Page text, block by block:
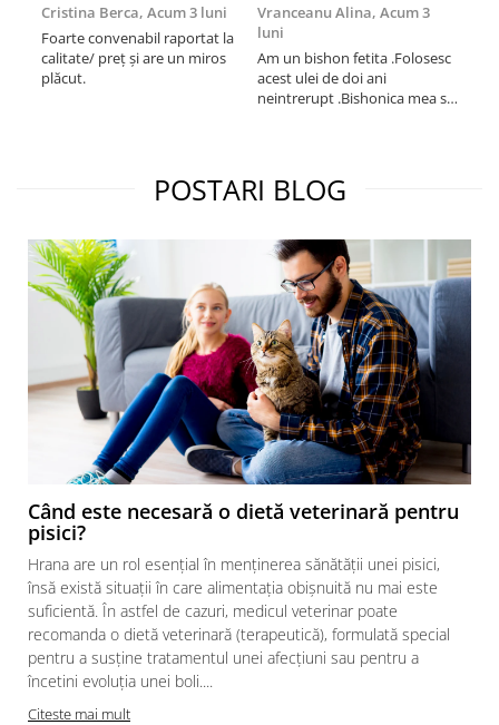
Cristina Berca, Acum 3 luni
Foarte convenabil raportat la
calitate/ preț și are un miros
plăcut.
Vranceanu Alina, Acum 3
luni
Am un bishon fetita .Folosesc
acest ulei de doi ani
neintrerupt .Bishonica mea se
treia comanda recomand cu
mult drag !
POSTARI BLOG
Când este necesară o dietă veterinară pentru
pisici?
Hrana are un rol esențial în menținerea sănătății unei pisici,
însă există situații în care alimentația obișnuită nu mai este
suficientă. În astfel de cazuri, medicul veterinar poate
recomanda o dietă veterinară (terapeutică), formulată special
pentru a susține tratamentul unei afecțiuni sau pentru a
încetini evoluția unei boli....
Citeste mai mult